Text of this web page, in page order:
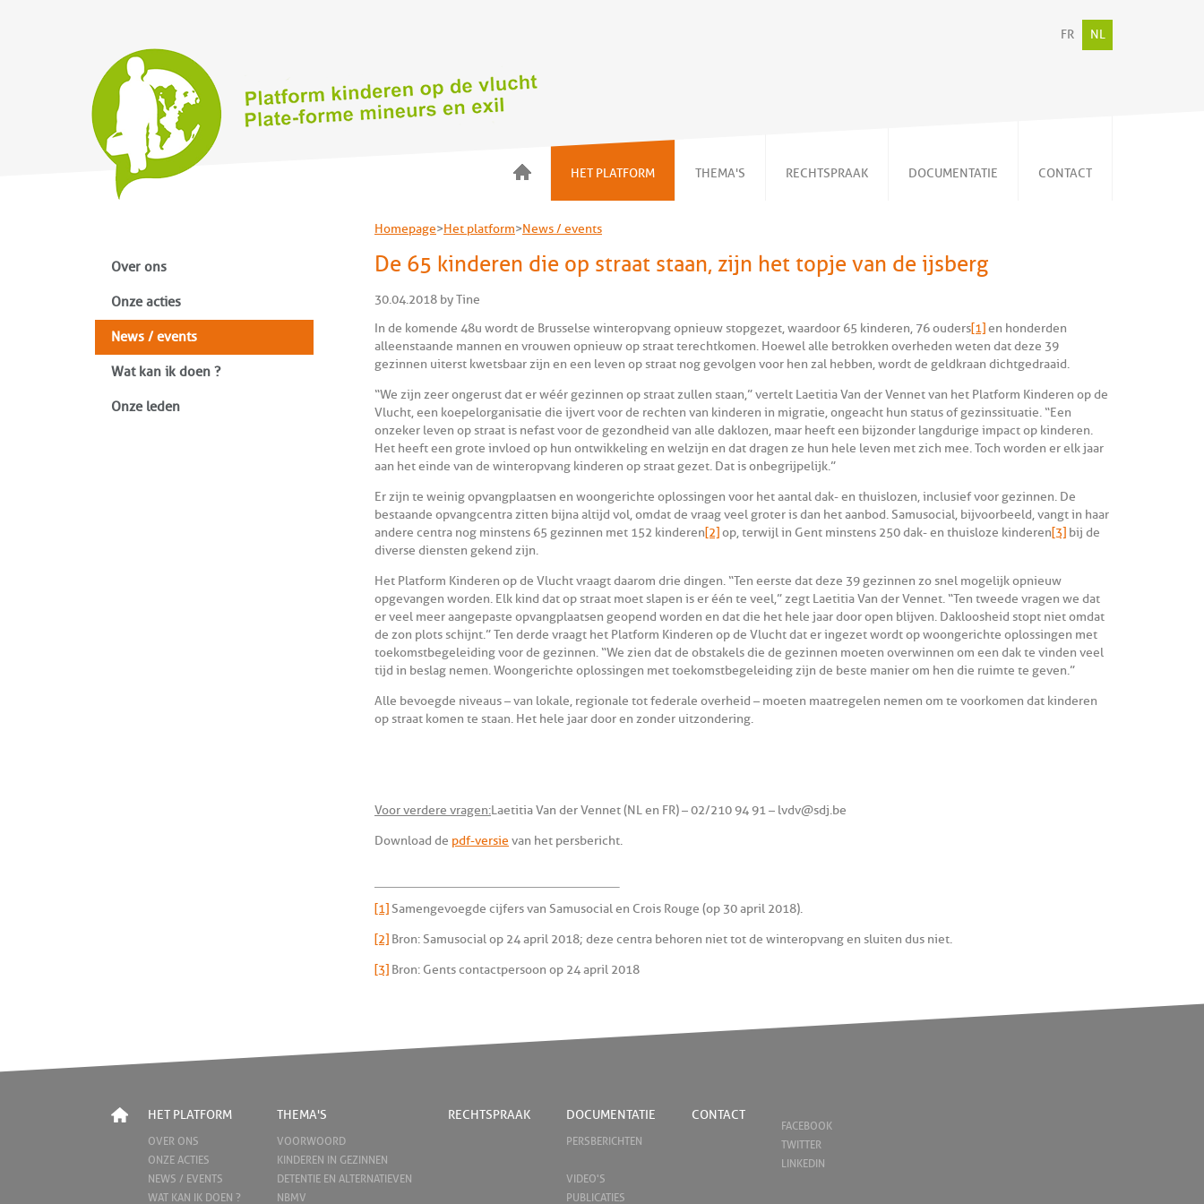
FR NL
HET PLATFORM
Onze acties
News / events
THEMA'S
gezinnen
Detentie en
Huisvesting
NBMV
RECHTSPRAAK DOCUMENTATIE
Publicaties
CONTACT
Over ons
Onze acties
News / events
Wat kan ik doen ?
Onze leden
Homepage>Het platform>News / events
De 65 kinderen die op straat staan, zijn het topje van de ijsberg
30.04.2018 by Tine
In de komende 48u wordt de Brusselse winteropvang opnieuw stopgezet, waardoor 65 kinderen, 76 ouders[1] en honderden
alleenstaande mannen en vrouwen opnieuw op straat terechtkomen. Hoewel alle betrokken overheden weten dat deze 39
gezinnen uiterst kwetsbaar zijn en een leven op straat nog gevolgen voor hen zal hebben, wordt de geldkraan dichtgedraaid.
“We zijn zeer ongerust dat er wéér gezinnen op straat zullen staan,” vertelt Laetitia Van der Vennet van het Platform Kinderen op de
Vlucht, een koepelorganisatie die ijvert voor de rechten van kinderen in migratie, ongeacht hun status of gezinssituatie. “Een
onzeker leven op straat is nefast voor de gezondheid van alle daklozen, maar heeft een bijzonder langdurige impact op kinderen.
Het heeft een grote invloed op hun ontwikkeling en welzijn en dat dragen ze hun hele leven met zich mee. Toch worden er elk jaar
aan het einde van de winteropvang kinderen op straat gezet. Dat is onbegrijpelijk.”
Er zijn te weinig opvangplaatsen en woongerichte oplossingen voor het aantal dak- en thuislozen, inclusief voor gezinnen. De
bestaande opvangcentra zitten bijna altijd vol, omdat de vraag veel groter is dan het aanbod. Samusocial, bijvoorbeeld, vangt in haar
andere centra nog minstens 65 gezinnen met 152 kinderen[2] op, terwijl in Gent minstens 250 dak- en thuisloze kinderen[3] bij de
diverse diensten gekend zijn.
Het Platform Kinderen op de Vlucht vraagt daarom drie dingen. “Ten eerste dat deze 39 gezinnen zo snel mogelijk opnieuw
opgevangen worden. Elk kind dat op straat moet slapen is er één te veel,” zegt Laetitia Van der Vennet. “Ten tweede vragen we dat
er veel meer aangepaste opvangplaatsen geopend worden en dat die het hele jaar door open blijven. Dakloosheid stopt niet omdat
de zon plots schijnt.” Ten derde vraagt het Platform Kinderen op de Vlucht dat er ingezet wordt op woongerichte oplossingen met
toekomstbegeleiding voor de gezinnen. “We zien dat de obstakels die de gezinnen moeten overwinnen om een dak te vinden veel
tijd in beslag nemen. Woongerichte oplossingen met toekomstbegeleiding zijn de beste manier om hen die ruimte te geven.”
Alle bevoegde niveaus – van lokale, regionale tot federale overheid – moeten maatregelen nemen om te voorkomen dat kinderen
op straat komen te staan. Het hele jaar door en zonder uitzondering.
Voor verdere vragen:Laetitia Van der Vennet (NL en FR) – 02/210 94 91 – lvdv@sdj.be
Download de pdf-versie van het persbericht.
[1] Samengevoegde cijfers van Samusocial en Crois Rouge (op 30 april 2018).
[2] Bron : Samusocial op 24 april 2018 ; deze centra behoren niet tot de winteropvang en sluiten dus niet.
[3] Bron : Gents contactpersoon op 24 april 2018
HET PLATFORM
OVER ONS
ONZE ACTIES
NEWS / EVENTS
WAT KAN IK DOEN ?
THEMA'S
VOORWOORD
KINDEREN IN GEZINNEN
DETENTIE EN ALTERNATIEVEN
NBMV
RECHTSPRAAK DOCUMENTATIE
PERSBERICHTEN
VIDEO'S
PUBLICATIES
CONTACT
FACEBOOK
TWITTER
LINKEDIN